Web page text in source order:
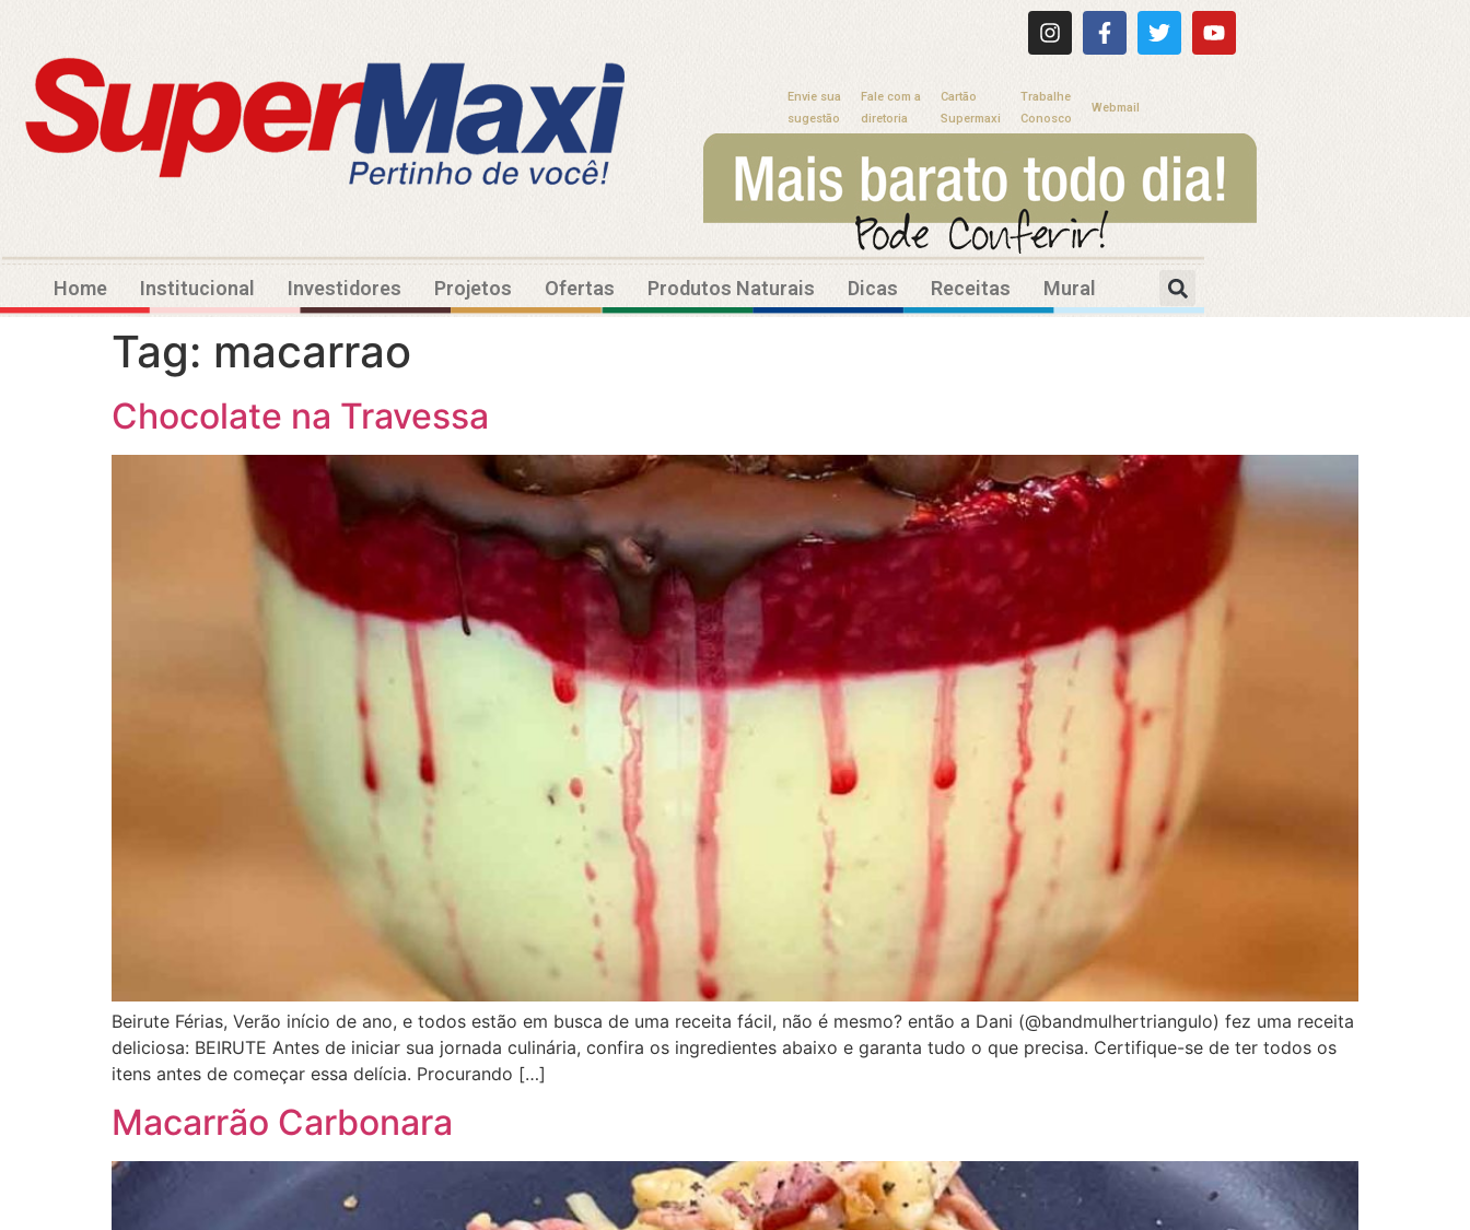
Envie sua
sugestão
Fale com a
diretoria
Cartão
Supermaxi
Trabalhe
Conosco
Webmail
Home Institucional Investidores Projetos Ofertas Produtos Naturais Dicas Receitas Mural
Tag: macarrao
Chocolate na Travessa
Beirute Férias, Verão início de ano, e todos estão em busca de uma receita fácil, não é mesmo? então a Dani (@bandmulhertriangulo) fez uma receita
deliciosa: BEIRUTE Antes de iniciar sua jornada culinária, confira os ingredientes abaixo e garanta tudo o que precisa. Certifique-se de ter todos os
itens antes de começar essa delícia. Procurando […]
Macarrão Carbonara